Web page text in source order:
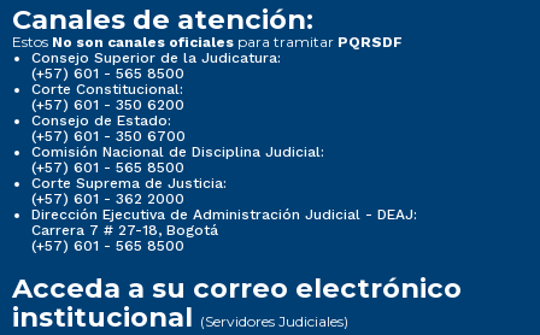
Canales de atención:
Estos No son canales oficiales para tramitar PQRSDF
Consejo Superior de la Judicatura:
(+57) 601 - 565 8500
Corte Constitucional:
(+57) 601 - 350 6200
Consejo de Estado:
(+57) 601 - 350 6700
Comisión Nacional de Disciplina Judicial:
(+57) 601 - 565 8500
Corte Suprema de Justicia:
(+57) 601 - 362 2000
Dirección Ejecutiva de Administración Judicial - DEAJ:
Carrera 7 # 27-18, Bogotá
(+57) 601 - 565 8500
Acceda a su correo electrónico
institucional (Servidores Judiciales)